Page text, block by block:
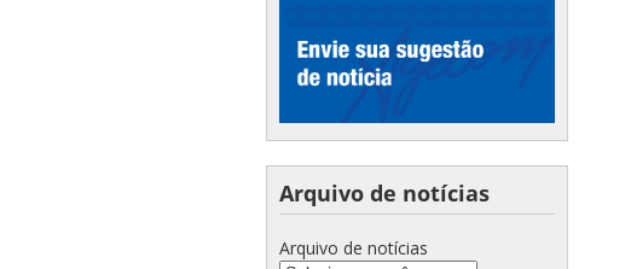
Arquivo de notícias
Arquivo de notícias